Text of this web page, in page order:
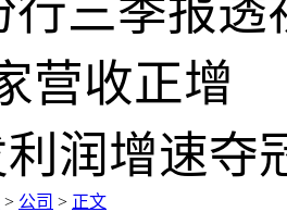
> 公司 > 正文